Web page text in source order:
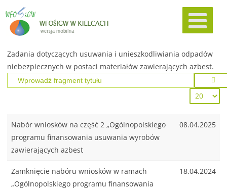
Zadania dotyczących usuwania i unieszkodliwiania odpadów
niebezpiecznych w postaci materiałów zawierających azbest.
Nabór wniosków na część 2 „Ogólnopolskiego
programu finansowania usuwania wyrobów
zawierających azbest
08.04.2025
Zamknięcie nabóru wniosków w ramach
„Ogólnopolskiego programu finansowania
18.04.2024